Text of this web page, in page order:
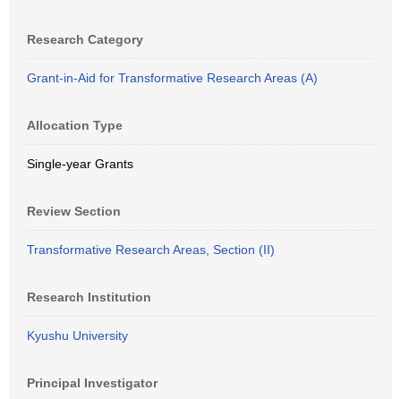
Research Category
Grant-in-Aid for Transformative Research Areas (A)
Allocation Type
Single-year Grants
Review Section
Transformative Research Areas, Section (II)
Research Institution
Kyushu University
Principal Investigator